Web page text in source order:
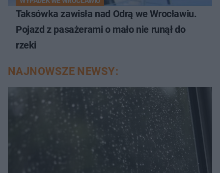
Taksówka zawisła nad Odrą we Wrocławiu.
Pojazd z pasażerami o mało nie runął do
rzeki
NAJNOWSZE NEWSY: